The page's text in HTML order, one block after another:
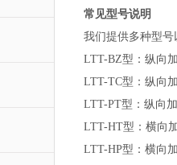
常见型号说明
我们提供多种型
LTT-BZ型：纵向
LTT-TC型：纵向
LTT-PT型：纵向
LTT-HT型：横向
LTT-HP型：横向